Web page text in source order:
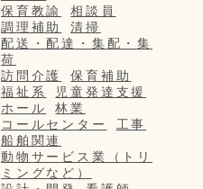
保育教諭
相談員
調理補助
清掃
配送・配達・集配・集
荷
訪問介護
保育補助
福祉系
児童発達支援
ホール
林業
コールセンター
工事
船舶関連
動物サービス業（トリ
ミングなど）